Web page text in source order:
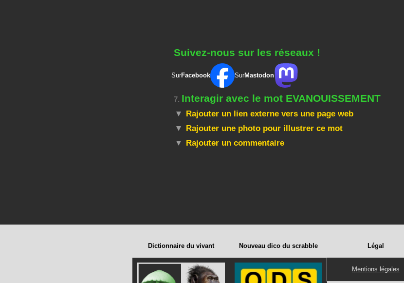
Suivez-nous sur les réseaux !
SurFacebook SurMastodon
7. Interagir avec le mot EVANOUISSEMENT
Rajouter un lien externe vers une page web
Rajouter une photo pour illustrer ce mot
Rajouter un commentaire
Dictionnaire du vivant Nouveau dico du scrabble Légal
Mentions légales